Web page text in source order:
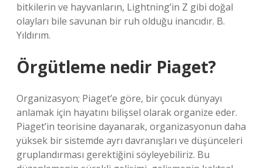
bitkilerin ve hayvanların, Lightning’in Z gibi doğal
olayları bile savunan bir ruh olduğu inancıdır. B.
Yıldırım.
Örgütleme nedir Piaget?
Organizasyon; Piaget’e göre, bir çocuk dünyayı
anlamak için hayatını bilişsel olarak organize eder.
Piaget’in teorisine dayanarak, organizasyonun daha
yüksek bir sistemde ayrı davranışları ve düşünceleri
gruplandırması gerektiğini söyleyebiliriz. Bu